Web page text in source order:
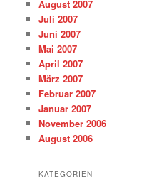
August 2007
Juli 2007
Juni 2007
Mai 2007
April 2007
März 2007
Februar 2007
Januar 2007
November 2006
August 2006
KATEGORIEN